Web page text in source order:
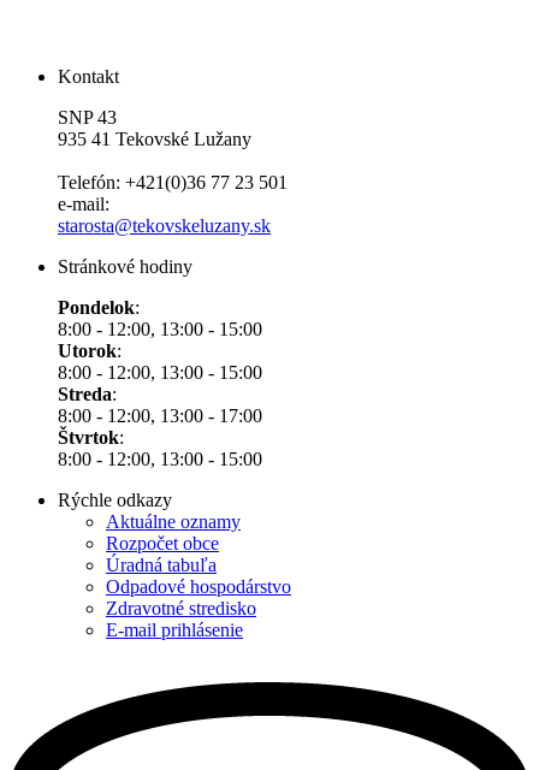
Kontakt
SNP 43
935 41 Tekovské Lužany
Telefón: +421(0)36 77 23 501
e-mail:
starosta@tekovskeluzany.sk
Stránkové hodiny
Pondelok:
8:00 - 12:00, 13:00 - 15:00
Utorok:
8:00 - 12:00, 13:00 - 15:00
Streda:
8:00 - 12:00, 13:00 - 17:00
Štvrtok:
8:00 - 12:00, 13:00 - 15:00
Rýchle odkazy
Aktuálne oznamy
Rozpočet obce
Úradná tabuľa
Odpadové hospodárstvo
Zdravotné stredisko
E-mail prihlásenie